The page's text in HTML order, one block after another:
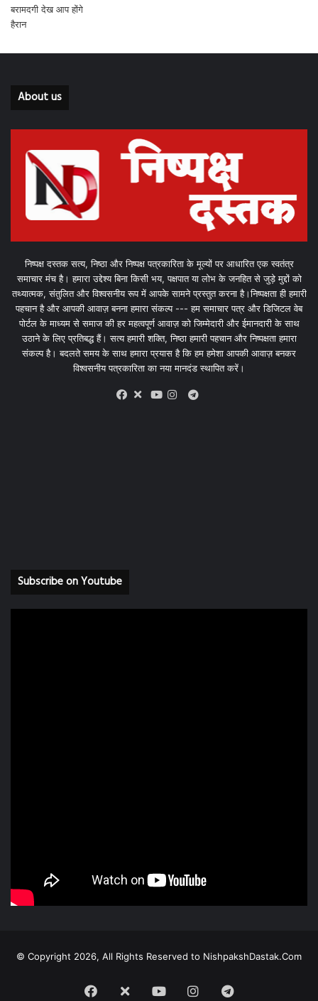
About us
निष्पक्ष दस्तक सत्य, निष्ठा और निष्पक्ष पत्रकारिता के मूल्यों पर आधारित एक स्वतंत्र
समाचार मंच है। हमारा उद्देश्य बिना किसी भय, पक्षपात या लोभ के जनहित से जुड़े मुद्दों को
तथ्यात्मक, संतुलित और विश्वसनीय रूप में आपके सामने प्रस्तुत करना है।निष्पक्षता ही हमारी
पहचान है और आपकी आवाज़ बनना हमारा संकल्प --- हम समाचार पत्र और डिजिटल वेब
पोर्टल के माध्यम से समाज की हर महत्वपूर्ण आवाज़ को जिम्मेदारी और ईमानदारी के साथ
उठाने के लिए प्रतिबद्ध हैं। सत्य हमारी शक्ति, निष्ठा हमारी पहचान और निष्पक्षता हमारा
संकल्प है। बदलते समय के साथ हमारा प्रयास है कि हम हमेशा आपकी आवाज़ बनकर
विश्वसनीय पत्रकारिता का नया मानदंड स्थापित करें।
X
Telegram
Subscribe on Youtube
© Copyright 2026, All Rights Reserved to NishpakshDastak.Com
Facebook
X YoutubeInstagramTelegram